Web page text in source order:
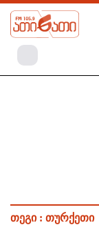
თეგი : თურქეთი